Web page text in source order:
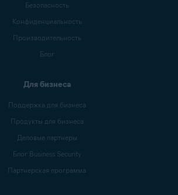
Безопасность
Конфиденциальность
Производительность
Блог
Для бизнеса
Поддержка для бизнеса
Продукты для бизнеса
Деловые партнеры
Блог Business Security
Партнерская программа